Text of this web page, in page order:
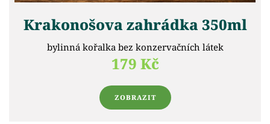
Krakonošova zahrádka 350ml
bylinná kořalka bez konzervačních látek
179 Kč
ZOBRAZIT